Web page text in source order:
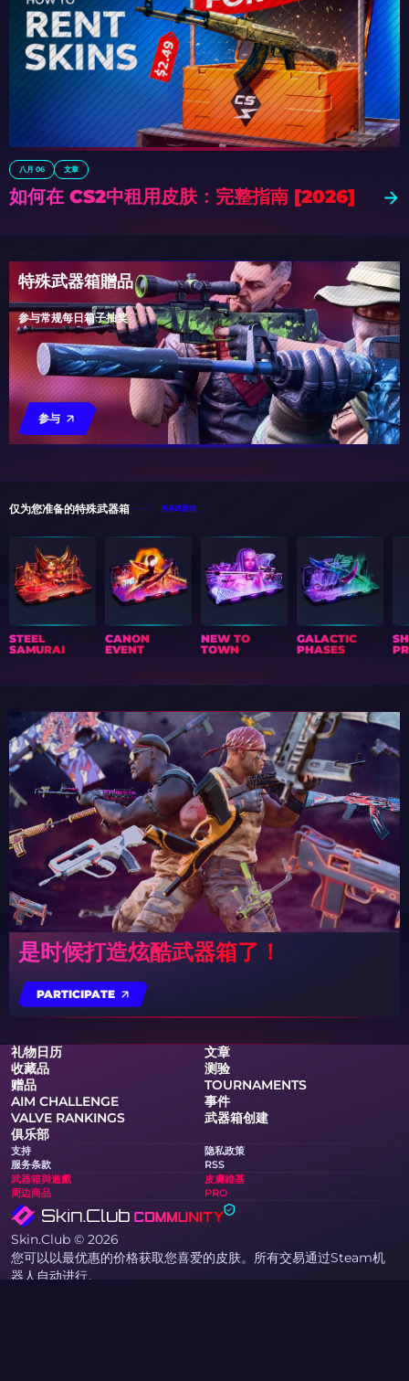
八月 06 文章
如何在 CS2中租用皮肤：完整指南 [2026]
特殊武器箱贈品
参与常规每日箱子抽奖
参与
仅为您准备的特殊武器箱 所有武器箱
STEEL
SAMURAI
CANON
EVENT
NEW TO
TOWN
GALACTIC
PHASES
是时候打造炫酷武器箱了！
PARTICIPATE
礼物日历
文章
收藏品
测验
赠品
TOURNAMENTS
AIM CHALLENGE
事件
VALVE RANKINGS
武器箱创建
俱乐部
支持
隐私政策
服务条款
RSS
武器箱與遊戲
皮膚維基
周边商品
PRO
Skin.Club © 2026
您可以以最优惠的价格获取您喜爱的皮肤。所有交易通过Steam机
器人自动进行。